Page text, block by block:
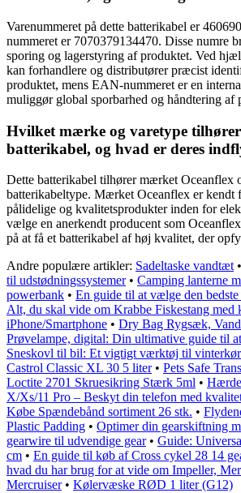
Varenummeret på dette batterikabel er
nummeret er 7070379134470. Disse numre
sporing og lagerstyring af produktet. Ved
kan forhandlere og distributører præcist
produktet, mens EAN-nummeret er en
muliggør global sporbarhed og håndtering af
Hvilket mærke og varetype
batterikabel, og hvad er deres
Dette batterikabel tilhører mærket Oceanflex
batterikabeltype. Mærket Oceanflex er kendt
pålidelige og kvalitetsprodukter inden for
vælge en anerkendt producent som
på at få et batterikabel af høj kvalitet, der
Andre populære artikler: Sadeltaske vandtæt •
til udstødningssystemer• Camping lanterne
powerbank • En guide til at vælge den
Alt, du skal vide om Krabbe Fiskestang med
iPhone/Smartphone • Dry Bag Rygsæk,
Prøvelampe, digital: Din ultimative guide til
Sneskovl til bil: Et vigtigt værktøj til
Castrol Classic XL 30 5 liter• Pets Safe
Loctite 2701 Skruesikring Stærk 5ml •
X/Xs/11 Pro – Beskyt din telefon med
Købe Spændebånd sortiment 26 stk. •
Plastic Padding • Optimer din gearskiftning
gearwire til udvendige gear• Guide:
cm • En guide til køb af Cross cykel 28 14
hvad du har brug for at vide om Impeller,
Mercruiser• Kølervæske RØD 1 liter (G12)